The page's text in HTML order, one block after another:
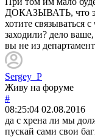
ДОКАЗЫВАТЬ, что
хотите
заходили? дело
вы не из
Sergey_P
Живу на форуме
#
08:25:04 02.08.2016
да с хрена ли мы
пускай сами свои